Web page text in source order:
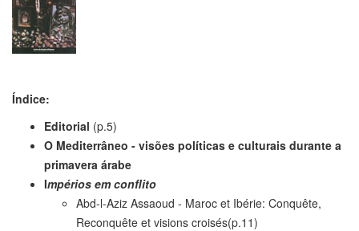
Índice:
Editorial (p.5)
O Mediterrâneo - visões políticas e culturais durante a
primavera árabe
Impérios em conflito
Abd-l-Aziz Assaoud - Maroc et Ibérie: Conquête,
Reconquête et visions croisés(p.11)